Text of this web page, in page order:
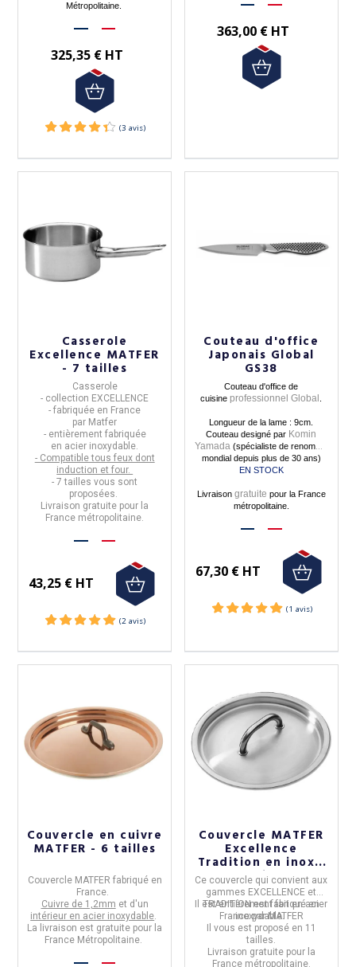
Métropolitaine.
325,35 € HT
363,00 € HT
Casserole
Excellence MATFER
- 7 tailles
Casserole
- collection EXCELLENCE
- fabriquée en France
par Matfer
- entièrement fabriquée
en acier inoxydable.
- Compatible tous feux dont
induction et four.
- 7 tailles vous sont
proposées.
Livraison gratuite pour la
France métropolitaine.
43,25 € HT
Couteau d'office
Japonais Global
GS38
Couteau d'office de
cuisine professionnel Global .
Longueur de la lame : 9cm.
Couteau designé par Komin
Yamada(spécialiste de renommé
mondial depuis plus de 30 ans)
EN STOCK
Livraison gratuite pour la France
métropolitaine.
67,30 € HT
Couvercle en cuivre
MATFER - 6 tailles
Couvercle MATFER fabriqué en
France.
Cuivre de 1,2mm et d'un
intérieur en acier inoxydable
La livraison est gratuite pour la
France Métropolitaine.
Couvercle MATFER
Excellence
Tradition en inox -
11 tailles
Ce couvercle qui convient aux
gammes EXCELLENCE et
TRADITIONest fabriqué en
France par MATFER
Il est entièrement fait enacier
inoxydable.
Il vous est proposé en 11
tailles.
Livraison gratuite pour la
France métropolitaine.